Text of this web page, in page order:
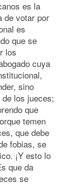
es la
de votar por
es
que se
los
cuya
sino
los jueces;
que
temen
que debe
fobias, se
¡Y esto lo
que da
se